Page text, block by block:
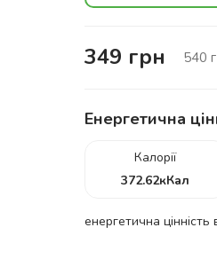
349 грн 540 г
Енергетична
Калорії
372.62кКал
енергетична цінність